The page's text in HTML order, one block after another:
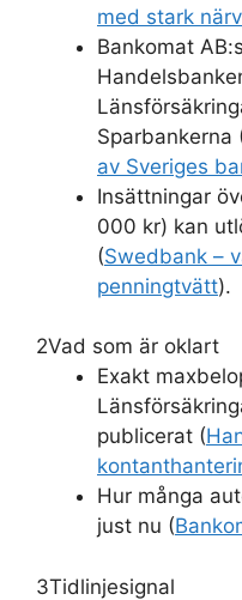
med stark
Bankomat
Sparbankerna
av Sveriges
Insättningar
000 kr) kan
(Swedbank –
penningtvätt).
2Vad som är oklart
Exakt
publicerat (
Hur många
just nu (
3Tidlinjesignal